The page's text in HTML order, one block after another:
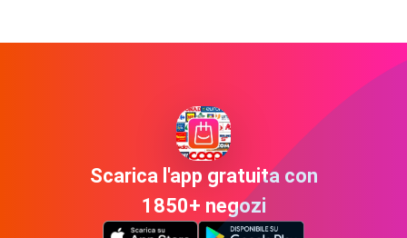
Scarica l'app gratuita con
1850+ negozi